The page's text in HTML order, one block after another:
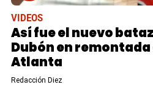
VIDEOS
Así fue el nuevo
Dubón en remontada
Atlanta
Redacción Diez